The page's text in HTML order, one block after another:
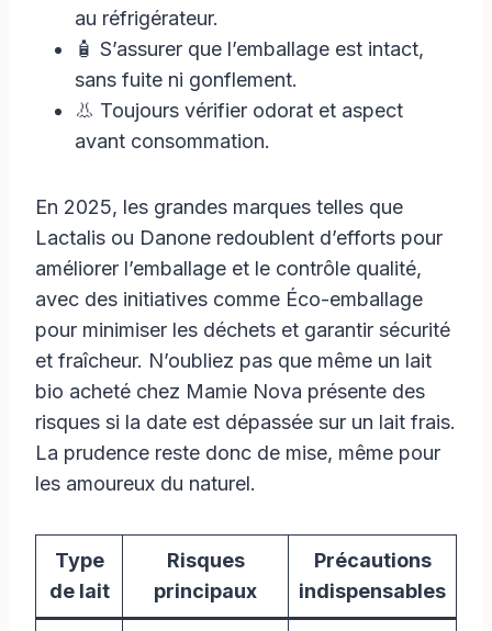
au réfrigérateur.
🧴 S’assurer que l’emballage est intact,
sans fuite ni gonflement.
👃 Toujours vérifier odorat et aspect
avant consommation.
En 2025, les grandes marques telles que
Lactalis ou Danone redoublent d’efforts pour
améliorer l’emballage et le contrôle qualité,
avec des initiatives comme Éco-emballage
pour minimiser les déchets et garantir sécurité
et fraîcheur. N’oubliez pas que même un lait
bio acheté chez Mamie Nova présente des
risques si la date est dépassée sur un lait frais.
La prudence reste donc de mise, même pour
les amoureux du naturel.
Type
de lait
Risques
principaux
Précautions
indispensables